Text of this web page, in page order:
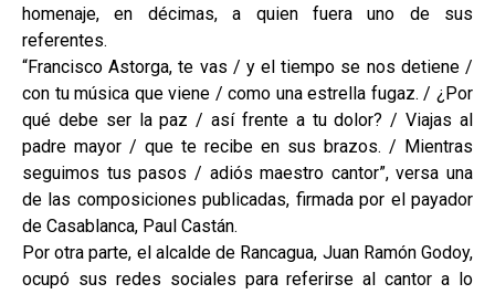
homenaje, en décimas, a quien fuera uno de sus
referentes.
“Francisco Astorga, te vas / y el tiempo se nos detiene /
con tu música que viene / como una estrella fugaz. / ¿Por
qué debe ser la paz / así frente a tu dolor? / Viajas al
padre mayor / que te recibe en sus brazos. / Mientras
seguimos tus pasos / adiós maestro cantor”, versa una
de las composiciones publicadas, firmada por el payador
de Casablanca, Paul Castán.
Por otra parte, el alcalde de Rancagua, Juan Ramón Godoy,
ocupó sus redes sociales para referirse al cantor a lo